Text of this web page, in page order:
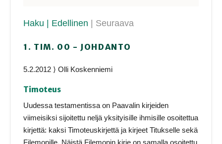
Haku | Edellinen | Seuraava
1. TIM. 00 - JOHDANTO
5.2.2012 ⟩ Olli Koskenniemi
Timoteus
Uudessa testamentissa on Paavalin kirjeiden
viimeisiksi sijoitettu neljä yksityisille ihmisille osoitettua
kirjettä: kaksi Timoteuskirjettä ja kirjeet Titukselle sekä